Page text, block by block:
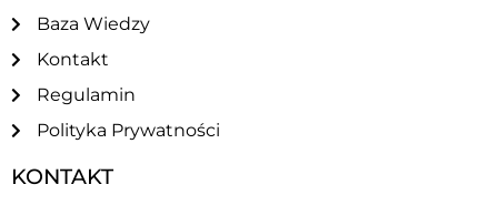
Baza Wiedzy
Kontakt
Regulamin
Polityka Prywatności
KONTAKT